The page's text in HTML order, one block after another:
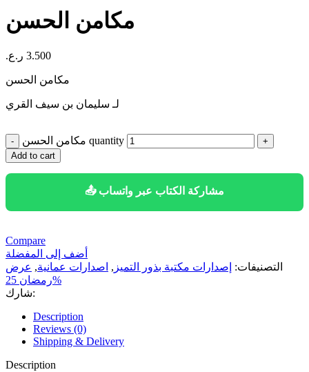
مكامن الحسن
3.500 ر.ع.
مكامن الحسن
لـ سليمان بن سيف القري
مكامن الحسن quantity
Add to cart
📤 مشاركة الكتاب عبر واتساب
Compare
أضف إلى المفضلة
التصنيفات: إصدارات مكتبة بذور التميز , اصدارات عمانية, عرض
رمضان 25%
شارك:
Description
Reviews (0)
Shipping & Delivery
Description